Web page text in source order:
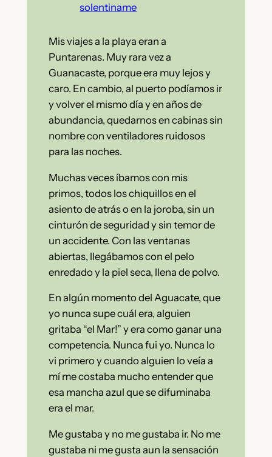
solentiname
Mis viajes a la playa eran a
Puntarenas. Muy rara vez a
Guanacaste, porque era muy lejos y
caro. En cambio, al puerto podíamos ir
y volver el mismo día y en años de
abundancia, quedarnos en cabinas sin
nombre con ventiladores ruidosos
para las noches.
Muchas veces íbamos con mis
primos, todos los chiquillos en el
asiento de atrás o en la joroba, sin un
cinturón de seguridad y sin temor de
un accidente. Con las ventanas
abiertas, llegábamos con el pelo
enredado y la piel seca, llena de polvo.
En algún momento del Aguacate, que
yo nunca supe cuál era, alguien
gritaba “el Mar!” y era como ganar una
competencia. Nunca fui yo. Nunca lo
vi primero y cuando alguien lo veía a
mí me costaba mucho entender que
esa mancha azul que se difuminaba
era el mar.
Me gustaba y no me gustaba ir. No me
gustaba ni me gusta aun la sensación